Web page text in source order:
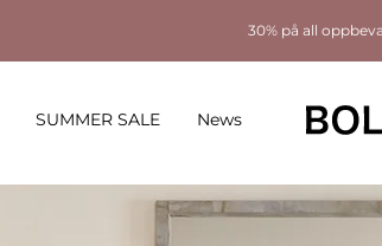
30% på all
SUMMER SALE News